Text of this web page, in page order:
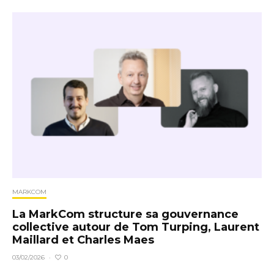
MARKCOM
La MarkCom structure sa gouvernance
collective autour de Tom Turping, Laurent
Maillard et Charles Maes
03/02/2026 · 0